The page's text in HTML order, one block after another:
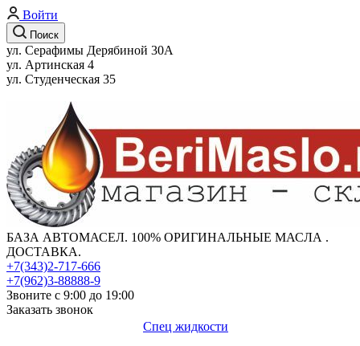
Войти
Поиск
ул. Серафимы Дерябиной 30А
ул. Артинская 4
ул. Студенческая 35
БАЗА АВТОМАСЕЛ. 100% ОРИГИНАЛЬНЫЕ МАСЛА .
ДОСТАВКА.
+7(343)2-717-666
+7(962)3-88888-9
Звоните с 9:00 до 19:00
Заказать звонок
Спец жидкости